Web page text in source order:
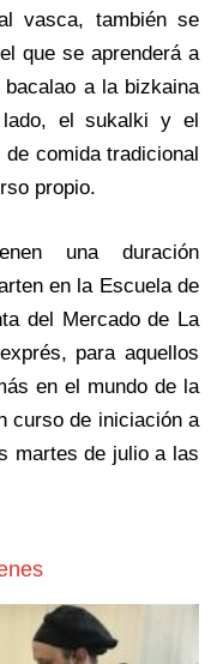
vasca, también se
que se aprenderá a
a la bizkaina
el sukalki y el
comida tradicional
propio.
una duración
en la Escuela de
del Mercado de La
para aquellos
en el mundo de la
curso de iniciación a
martes de julio a las